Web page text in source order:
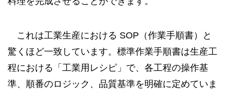
これは工業生産における SOP（作業手順書）と
驚くほど一致しています。標準作業手順書は生産工
程における「工業用レシピ」で、各工程の操作基
準、順番のロジック、品質基準を明確に定めていま